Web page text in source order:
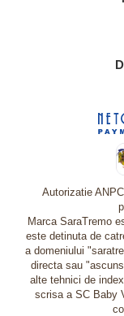
Autorizatie
Marca SaraTremo
este detinuta de
a domeniului
directa sau
alte tehnici de
scrisa a SC Baby